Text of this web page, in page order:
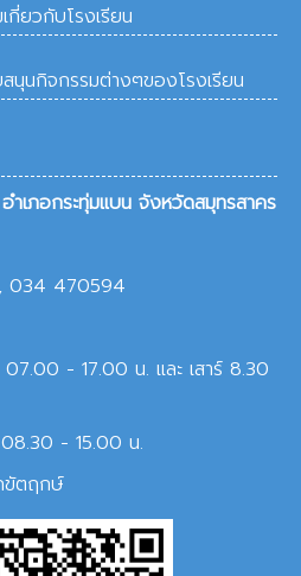
กี่ยวกับโรงเรียน
นกิจกรรมต่างๆของโรงเรียน
เภอกระทุ่มแบน จังหวัดสมุทรสาคร
034 470594
- 17.00 น. และ เสาร์ 8.30
08.30 - 15.00 น.
ขัตฤกษ์